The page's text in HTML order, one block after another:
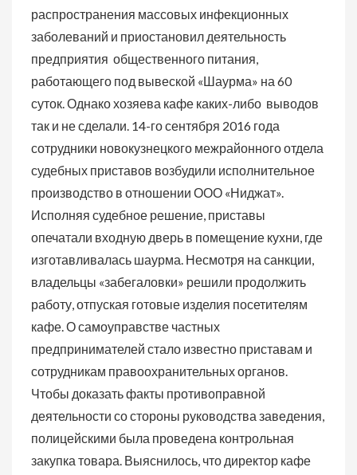
распространения массовых инфекционных
заболеваний и приостановил деятельность
предприятия общественного питания,
работающего под вывеской «Шаурма» на 60
суток. Однако хозяева кафе каких-либо выводов
так и не сделали. 14-го сентября 2016 года
сотрудники новокузнецкого межрайонного отдела
судебных приставов возбудили исполнительное
производство в отношении ООО «Ниджат».
Исполняя судебное решение, приставы
опечатали входную дверь в помещение кухни, где
изготавливалась шаурма. Несмотря на санкции,
владельцы «забегаловки» решили продолжить
работу, отпуская готовые изделия посетителям
кафе. О самоуправстве частных
предпринимателей стало известно приставам и
сотрудникам правоохранительных органов.
Чтобы доказать факты противоправной
деятельности со стороны руководства заведения,
полицейскими была проведена контрольная
закупка товара. Выяснилось, что директор кафе